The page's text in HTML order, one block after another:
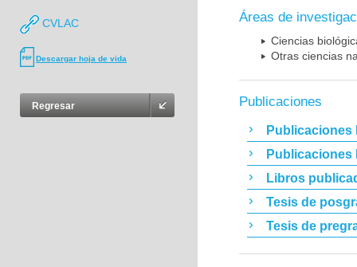
CVLAC
Descargar hoja de vida
Regresar
Áreas de
Ciencias
Otras ciencias
Publicaciones
Publicaciones
Publicaciones
Libros
Tesis de
Tesis de